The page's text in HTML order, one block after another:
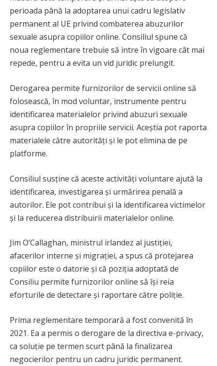
perioada până la adoptarea unui cadru legislativ
permanent al UE privind combaterea abuzurilor
sexuale asupra copiilor online. Consiliul spune că
noua reglementare trebuie să intre în vigoare cât mai
repede, pentru a evita un vid juridic prelungit.
Derogarea permite furnizorilor de servicii online să
folosească, în mod voluntar, instrumente pentru
identificarea materialelor privind abuzuri sexuale
asupra copiilor în propriile servicii. Aceștia pot raporta
materialele către autorități și le pot elimina de pe
platforme.
Consiliul susține că aceste activități voluntare ajută la
identificarea, investigarea și urmărirea penală a
autorilor. Ele pot contribui și la identificarea victimelor
și la reducerea distribuirii materialelor online.
Jim O’Callaghan, ministrul irlandez al justiției,
afacerilor interne și migrației, a spus că protejarea
copiilor este o datorie și că poziția adoptată de
Consiliu permite furnizorilor online să își reia
eforturile de detectare și raportare către poliție.
Prima reglementare temporară a fost convenită în
2021. Ea a permis o derogare de la directiva e-privacy,
ca soluție pe termen scurt până la finalizarea
negocierilor pentru un cadru juridic permanent.